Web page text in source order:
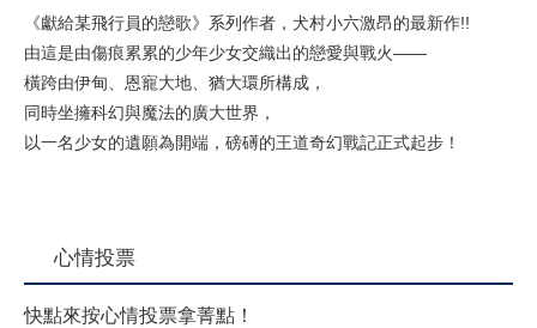
《獻給某飛行員的戀歌》系列作者，犬村小六激昂的最新作!!
由這是由傷痕累累的少年少女交織出的戀愛與戰火——
橫跨由伊甸、恩寵大地、猶大環所構成，
同時坐擁科幻與魔法的廣大世界，
以一名少女的遺願為開端，磅礡的王道奇幻戰記正式起步！
心情投票
快點來按心情投票拿菁點！